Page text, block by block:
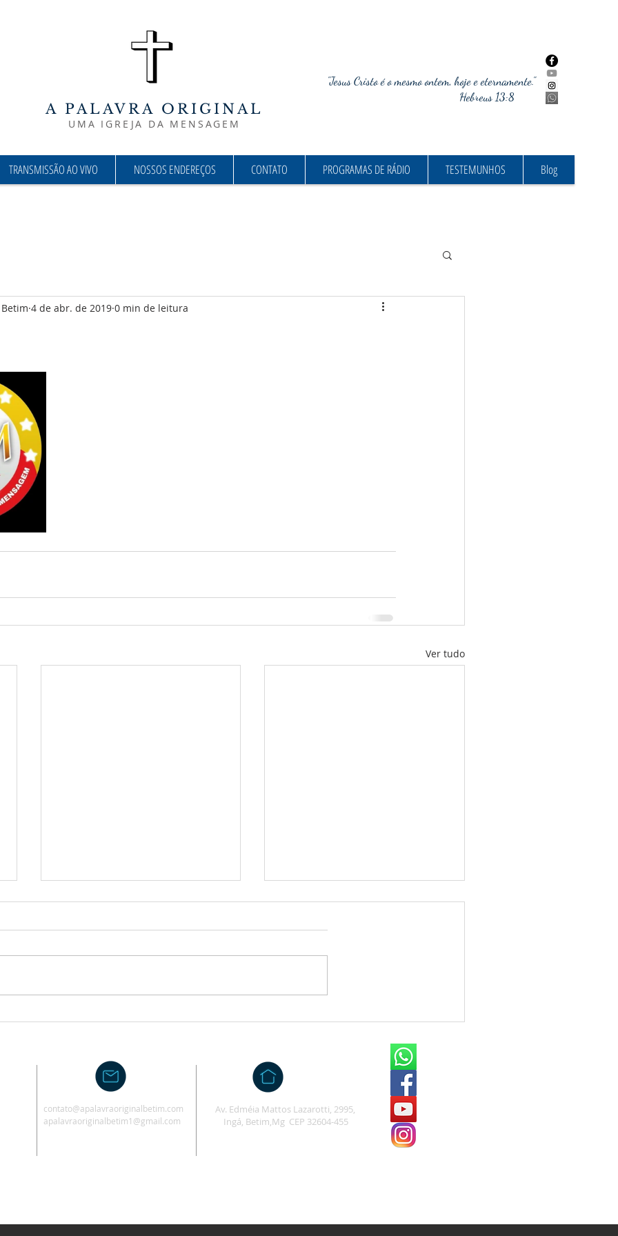
A PALAVRA ORIGINAL
UMA IGREJA DA MENSAGEM
"Jesus Cristo é o mesmo ontem, hoje e eternamente."
Hebreus 13:8
TRANSMISSÃO AO VIVO NOSSOS ENDEREÇOS CONTATO PROGRAMAS DE RÁDIO TESTEMUNHOS Blog
4 de abr. de 2019 0 min de leitura
Ver tudo
Cultos Especiais com Ir. Anildo
contato@apalavraoriginalbetim.com
apalavraoriginalbetim1@gmail.com
Av. Edméia Mattos Lazarotti, 2995,
Ingá, Betim,Mg CEP 32604-455